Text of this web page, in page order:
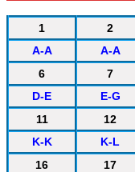
1 2
A-A
A-A
6
7
D-E
E-G
11
12
K-K
K-L
16
17